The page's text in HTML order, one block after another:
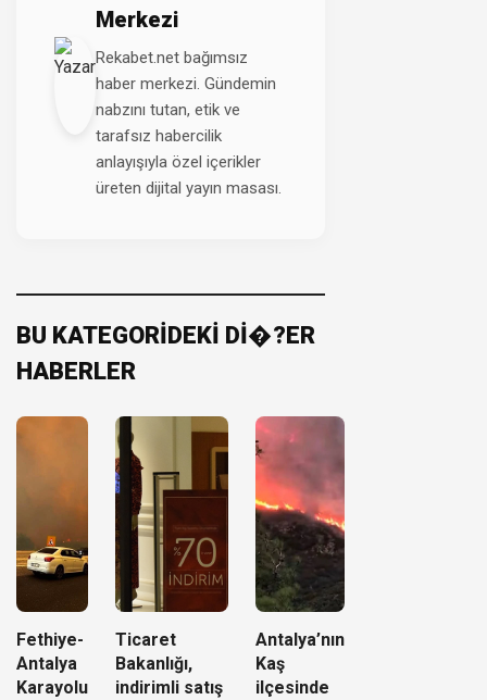
Merkezi
Rekabet.net bağımsız
haber merkezi. Gündemin
nabzını tutan, etik ve
tarafsız habercilik
anlayışıyla özel içerikler
üreten dijital yayın masası.
BU KATEGORİDEKİ Dİ�?ER
HABERLER
Fethiye-
Antalya
Karayolu
Ticaret
Bakanlığı,
indirimli satış
Antalya’nın
Kaş
ilçesinde